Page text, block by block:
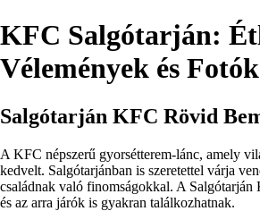
KFC Salgótarján:
Vélemények és Fotók
Salgótarján KFC Rövid
A KFC népszerű gyorsétterem-lánc, amely
kedvelt. Salgótarjánban is szeretettel várja
családnak való finomságokkal. A
és az arra járók is gyakran találkozhatnak.